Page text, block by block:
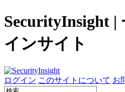
SecurityInsight |
インサイト
ログイン このサイトについて お